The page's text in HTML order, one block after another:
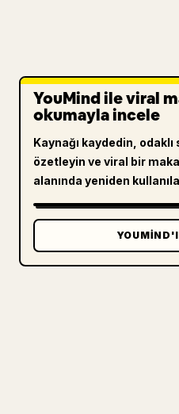
YouMind ile viral
okumayla incele
Kaynağı kaydedin,
özetleyin ve viral bir
alanında yeniden